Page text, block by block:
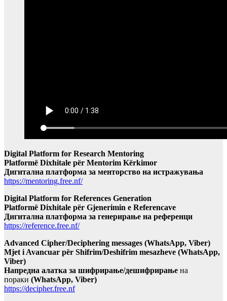
Digital Platform for Research Mentoring
Platformë Dixhitale për Mentorim Kërkimor
Дигитална платформа за менторство на истражувања
https://mentoring.free.nf/
Digital Platform for References Generation
Platformë Dixhitale për Gjenerimin e Referencave
Дигитална платформа за генерирање на референци
https://reference.free.nf/
Advanced Cipher/Deciphering messages (WhatsApp, Viber)
Mjet i Avancuar për Shifrim/Deshifrim mesazheve (WhatsApp,
Viber)
Напредна алатка за шифрирање/дешифрирање на
пораки (WhatsApp, Viber)
https://decipher.free.nf